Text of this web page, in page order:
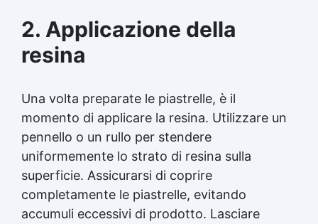
2. Applicazione della
resina
Una volta preparate le piastrelle, è il
momento di applicare la resina. Utilizzare un
pennello o un rullo per stendere
uniformemente lo strato di resina sulla
superficie. Assicurarsi di coprire
completamente le piastrelle, evitando
accumuli eccessivi di prodotto. Lasciare